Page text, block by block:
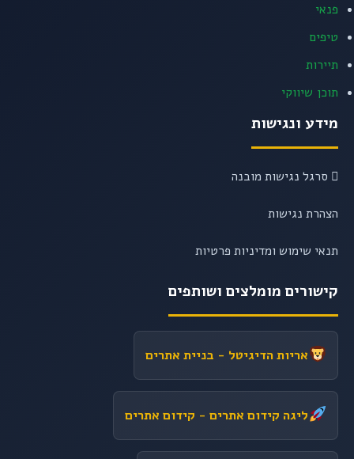
פנאי
טיפים
תיירות
תוכן שיווקי
מידע ונגישות
סרגל נגישות מובנה
הצהרת נגישות
תנאי שימוש ומדיניות פרטיות
קישורים מומלצים ושותפים
אריות הדיגיטל - בניית אתרים
ליגה קידום אתרים- קידום אתרים